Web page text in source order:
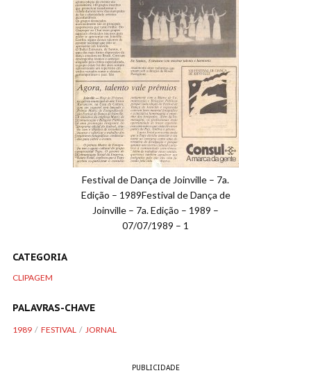
Festival de Dança de Joinville – 7a.
Edição – 1989Festival de Dança de
Joinville – 7a. Edição – 1989 –
07/07/1989 – 1
CATEGORIA
CLIPAGEM
PALAVRAS-CHAVE
1989 FESTIVAL JORNAL
PUBLICIDADE